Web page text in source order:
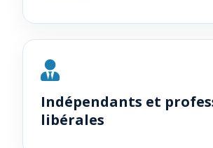
Indépendants et
libérales